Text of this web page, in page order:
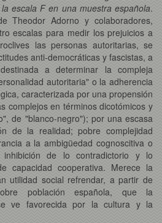
escala F en una muestra española.
Theodor Adorno y colaboradores,
escalas para medir los prejuicios a
las personas autoritarias, se
anti-democráticas y fascistas, a
a determinar la compleja
autoritaria" o la adherencia
caracterizada por una propensión
complejos en términos dicotómicos y
de "blanco-negro"); por una escasa
de la realidad; pobre complejidad
a la ambigüedad cognoscitiva o
de lo contradictorio y lo
capacidad cooperativa. Merece la
utilidad social refrendar, a partir de
población española, que la
ve favorecida por la cultura y la